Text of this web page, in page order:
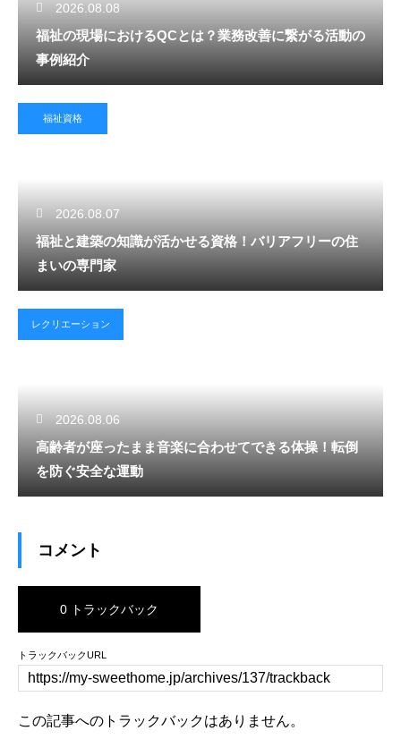
2026.08.08
福祉の現場におけるQCとは？業務改善に繋がる活動の
事例紹介
福祉資格
2026.08.07
福祉と建築の知識が活かせる資格！バリアフリーの住
まいの専門家
レクリエーション
2026.08.06
高齢者が座ったまま音楽に合わせてできる体操！転倒
を防ぐ安全な運動
コメント
0 トラックバック
トラックバックURL
この記事へのトラックバックはありません。